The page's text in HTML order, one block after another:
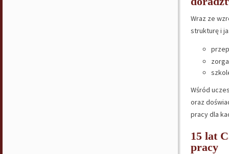
Wraz ze
strukturę i
Wśród
oraz
pracy dla
15 lat
pracy